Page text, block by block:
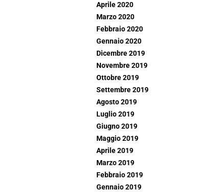
Aprile 2020
Marzo 2020
Febbraio 2020
Gennaio 2020
Dicembre 2019
Novembre 2019
Ottobre 2019
Settembre 2019
Agosto 2019
Luglio 2019
Giugno 2019
Maggio 2019
Aprile 2019
Marzo 2019
Febbraio 2019
Gennaio 2019